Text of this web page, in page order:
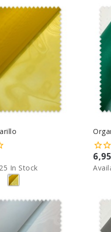
25 In Stock